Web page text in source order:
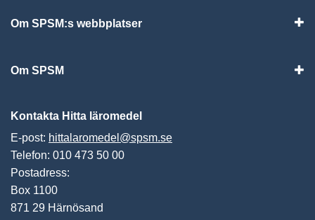
Om SPSM:s webbplatser
Om SPSM
Kontakta Hitta läromedel
E-post: hittalaromedel@spsm.se
Telefon: 010 473 50 00
Postadress:
Box 1100
871 29 Härnösand